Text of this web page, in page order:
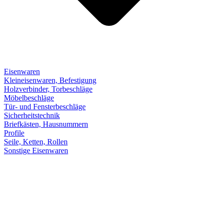
Eisenwaren
Kleineisenwaren, Befestigung
Holzverbinder, Torbeschläge
Möbelbeschläge
Tür- und Fensterbeschläge
Sicherheitstechnik
Briefkästen, Hausnummern
Profile
Seile, Ketten, Rollen
Sonstige Eisenwaren